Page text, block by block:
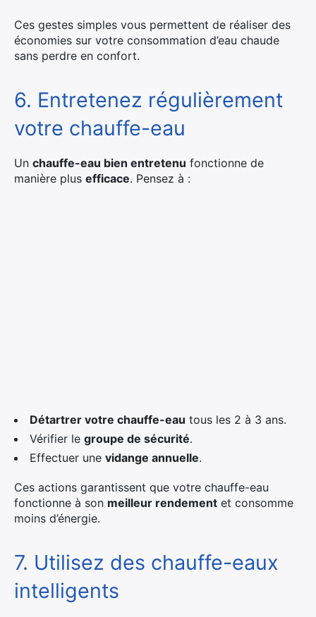
Ces gestes simples vous permettent de réaliser des
économies sur votre consommation d’eau chaude
sans perdre en confort.
6. Entretenez régulièrement
votre chauffe-eau
Un chauffe-eau bien entretenu fonctionne de
manière plus efficace. Pensez à :
Détartrer votre chauffe-eau tous les 2 à 3 ans.
Vérifier le groupe de sécurité.
Effectuer une vidange annuelle.
Ces actions garantissent que votre chauffe-eau
fonctionne à son meilleur rendement et consomme
moins d’énergie.
7. Utilisez des chauffe-eaux
intelligents